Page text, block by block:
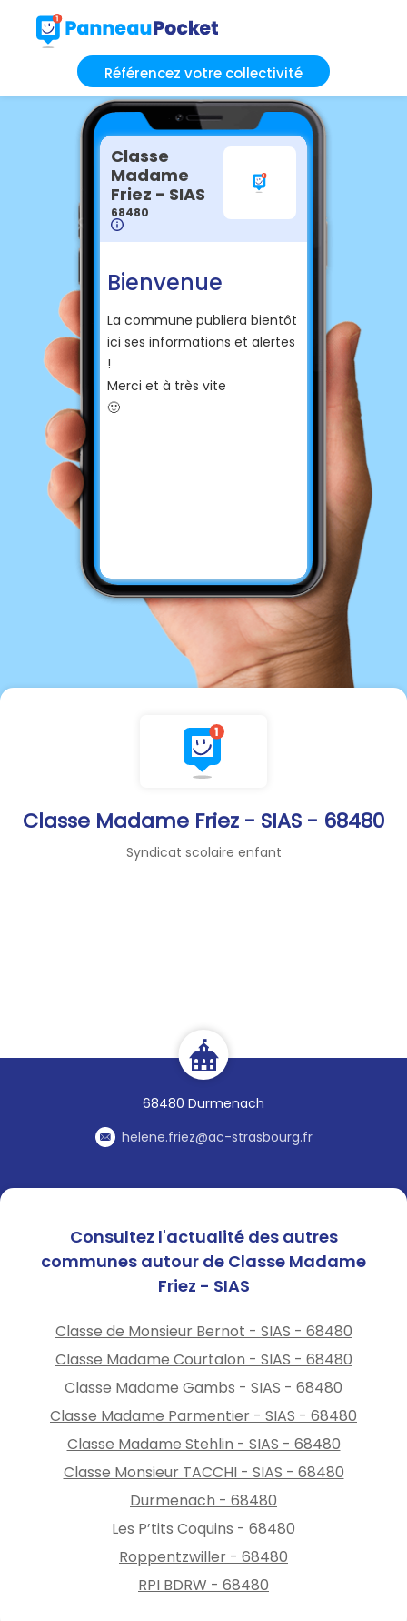
Référencez votre collectivité
Classe Madame Friez - SIAS - 68480
Syndicat scolaire enfant
68480 Durmenach
helene.friez@ac-strasbourg.fr
Classe
Madame
Friez - SIAS
68480
Bienvenue
La commune publiera bientôt
ici ses informations et alertes
!
Merci et à très vite
🙂
Consultez l'actualité des autres
communes autour de Classe Madame
Friez - SIAS
Classe de Monsieur Bernot - SIAS - 68480
Classe Madame Courtalon - SIAS - 68480
Classe Madame Gambs - SIAS - 68480
Classe Madame Parmentier - SIAS - 68480
Classe Madame Stehlin - SIAS - 68480
Classe Monsieur TACCHI - SIAS - 68480
Durmenach - 68480
Les P’tits Coquins - 68480
Roppentzwiller - 68480
RPI BDRW - 68480